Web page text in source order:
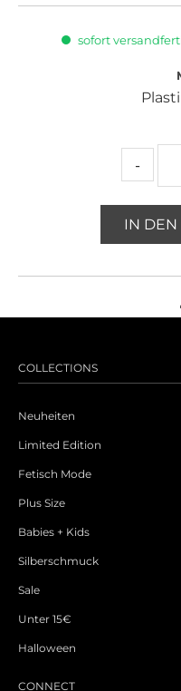
sofort
-
IN DEN
COLLECTIONS
Neuheiten
Limited Edition
Fetisch Mode
Plus Size
Babies + Kids
Silberschmuck
Sale
Unter 15€
Halloween
CONNECT